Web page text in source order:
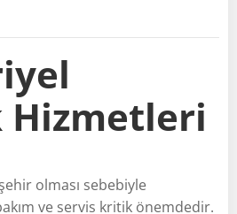
olması sebebiyle
ve servis kritik önemdedir.